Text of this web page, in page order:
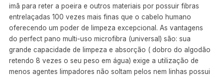
imã para reter a poeira e outros materiais por possuir fibras
entrelaçadas 100 vezes mais finas que o cabelo humano
oferecendo um poder de limpeza excepcional. As vantagens
do perfect pano multi-uso microfibra (universal) são: sua
grande capacidade de limpeza e absorção ( dobro do algodão
retendo 8 vezes o seu peso em água) exige a utilização de
menos agentes limpadores não soltam pelos nem linhas possui